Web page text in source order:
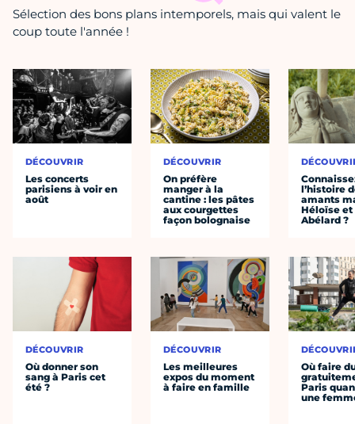
Sélection des bons plans intemporels, mais qui valent le
coup toute l'année !
DÉCOUVRIR
Les concerts
parisiens à voir en
août
DÉCOUVRIR
Où donner son
sang à Paris cet
été ?
DÉCOUVRIR
On préfère
manger à la
cantine : les pâtes
aux courgettes
façon bolognaise
DÉCOUVRIR
Les meilleures
expos du moment
à faire en famille
l’histoire
amants
Héloïse et
Abélard ?
Où faire
Paris
une